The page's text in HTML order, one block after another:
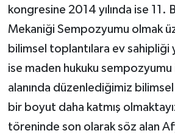
kongresine 2014 yılında ise 11.
Mekaniği Sempozyumu olmak
bilimsel toplantılara ev sahipliği
ise maden hukuku
alanında düzenlediğimiz
bir boyut daha katmış
töreninde son olarak söz alan